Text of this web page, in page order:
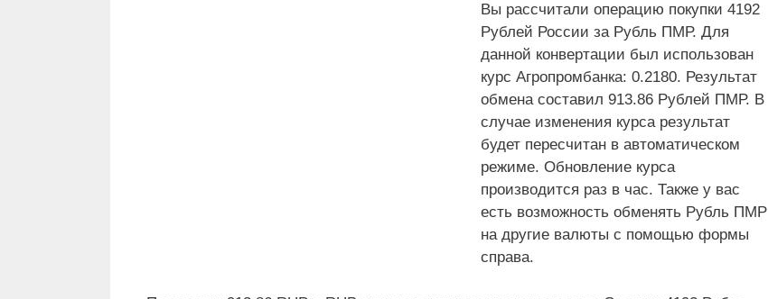
Вы рассчитали операцию покупки 4192
Рублей России за Рубль ПМР. Для
данной конвертации был использован
курс Агропромбанка: 0.2180. Результат
обмена составил 913.86 Рублей ПМР. В
случае изменения курса результат
будет пересчитан в автоматическом
режиме. Обновление курса
производится раз в час. Также у вас
есть возможность обменять Рубль ПМР
на другие валюты с помощью формы
справа.